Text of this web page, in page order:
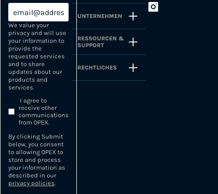
We value your
privacy and will use
your information to
provide the
requested services
and to share
updates about our
products and
services.
I agree to
receive other
communications
from OPEX.
By clicking Submit
below, you consent
to allowing OPEX to
store and process
your information as
described in our
privacy policies.
UNTERNEHMEN
RESSOURCEN &
SUPPORT
RECHTLICHES